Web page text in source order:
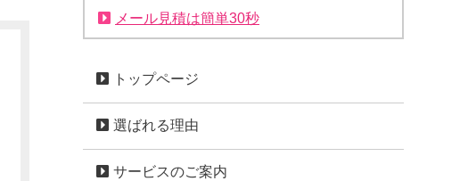
メール見積は簡単30秒
トップページ
選ばれる理由
サービスのご案内